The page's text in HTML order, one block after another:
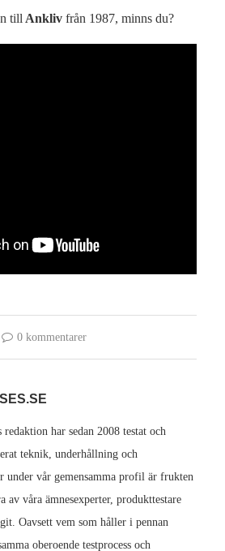
till Ankliv från 1987, minns du?
0 kommentarer
redaktion har sedan 2008 testat och
teknik, underhållning och
under vår gemensamma profil är frukten
av våra ämnesexperter, produkttestare
Oavsett vem som håller i pennan
oberoende testprocess och